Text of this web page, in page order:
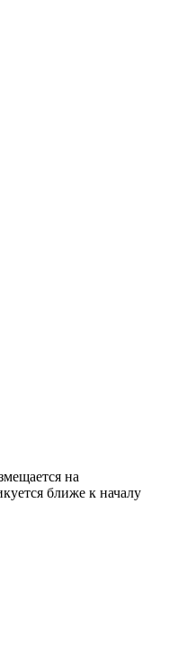
на
ближе к началу